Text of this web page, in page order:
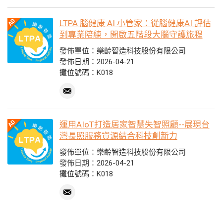
LTPA 腦健康 AI 小管家：從腦健康AI 評估
到專業陪練，開啟五階段大腦守護旅程
發佈單位：樂齡智造科技股份有限公司
發佈日期：2026-04-21
攤位號碼：K018
運用AIoT打造居家智慧失智照顧--展現台
灣長照服務資源結合科技創新力
發佈單位：樂齡智造科技股份有限公司
發佈日期：2026-04-21
攤位號碼：K018